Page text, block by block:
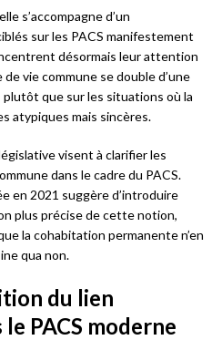
s’accompagne d’un
sur les PACS manifestement
désormais leur attention
vie commune se double d’une
que sur les situations où la
atypiques mais sincères.
visent à clarifier les
dans le cadre du PACS.
en 2021 suggère d’introduire
plus précise de cette notion,
la cohabitation permanente n’en
qua non.
du lien
PACS moderne